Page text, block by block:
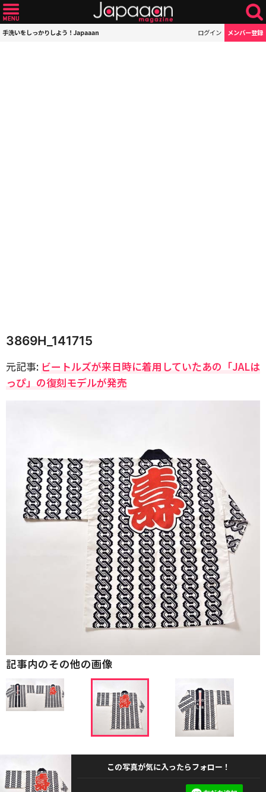
手洗いをしっかりしよう！Japaaan ログイン メンバー登録
3869H_141715
元記事: ビートルズが来日時に着用していたあの「JALは
っぴ」の復刻モデルが発売
記事内のその他の画像
この写真が気に入ったらフォロー！